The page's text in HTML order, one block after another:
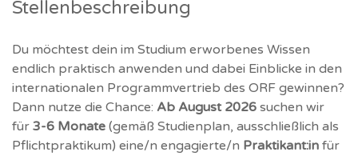
Stellenbeschreibung
Du möchtest dein im Studium erworbenes Wissen
endlich praktisch anwenden und dabei Einblicke in den
internationalen Programmvertrieb des ORF gewinnen?
Dann nutze die Chance: Ab August 2026 suchen wir
für 3-6 Monate (gemäß Studienplan, ausschließlich als
Pflichtpraktikum) eine/n engagierte/n Praktikant:in für